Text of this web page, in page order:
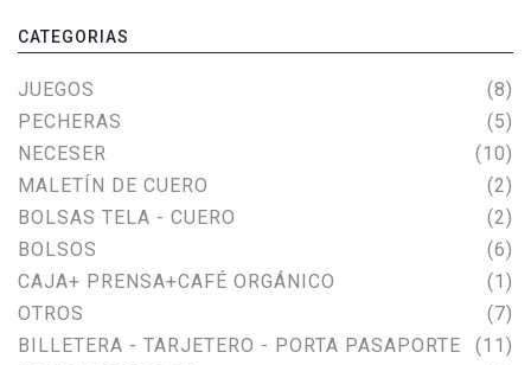
CATEGORIAS
JUEGOS
(8)
PECHERAS
(5)
NECESER
(10)
MALETÍN DE CUERO
(2)
BOLSAS TELA - CUERO
(2)
BOLSOS
(6)
CAJA+ PRENSA+CAFÉ ORGÁNICO
(1)
OTROS
(7)
BILLETERA - TARJETERO - PORTA PASAPORTE
(11)